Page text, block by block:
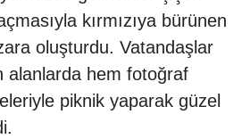
kırmızıya bürünen
oluşturdu. Vatandaşlar
alanlarda hem fotoğraf
piknik yaparak güzel